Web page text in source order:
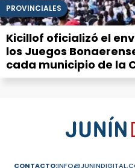
PROVINCIALES
Kicillof oficializó el
los Juegos
cada municipio de la
CONTACTO: